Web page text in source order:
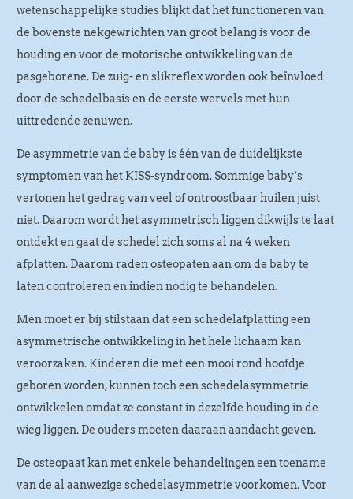
wetenschappelijke studies blijkt dat het functioneren van
de bovenste nekgewrichten van groot belang is voor de
houding en voor de motorische ontwikkeling van de
pasgeborene. De zuig- en slikreflex worden ook beïnvloed
door de schedelbasis en de eerste wervels met hun
uittredende zenuwen.
De asymmetrie van de baby is één van de duidelijkste
symptomen van het KISS-syndroom. Sommige baby’s
vertonen het gedrag van veel of ontroostbaar huilen juist
niet. Daarom wordt het asymmetrisch liggen dikwijls te laat
ontdekt en gaat de schedel zich soms al na 4 weken
afplatten. Daarom raden osteopaten aan om de baby te
laten controleren en indien nodig te behandelen.
Men moet er bij stilstaan dat een schedelafplatting een
asymmetrische ontwikkeling in het hele lichaam kan
veroorzaken. Kinderen die met een mooi rond hoofdje
geboren worden, kunnen toch een schedelasymmetrie
ontwikkelen omdat ze constant in dezelfde houding in de
wieg liggen. De ouders moeten daaraan aandacht geven.
De osteopaat kan met enkele behandelingen een toename
van de al aanwezige schedelasymmetrie voorkomen. Voor